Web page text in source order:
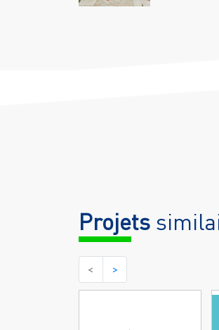
Projets
< >